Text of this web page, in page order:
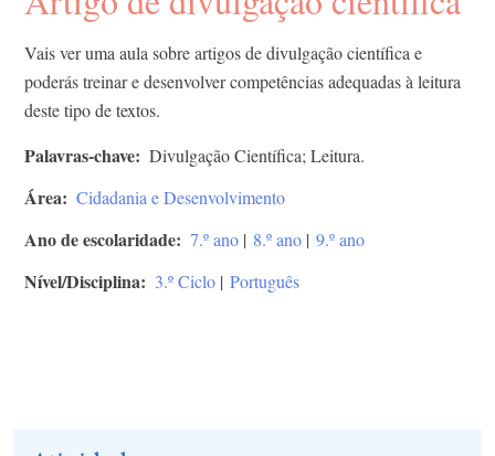
Vais ver uma aula sobre artigos de divulgação científica e
poderás treinar e desenvolver competências adequadas à leitura
deste tipo de textos.
Palavras-chave Divulgação Científica; Leitura.
Área Cidadania e Desenvolvimento
Ano de escolaridade 7.º ano | 8.º ano | 9.º ano
Nível/Disciplina 3.º Ciclo | Português